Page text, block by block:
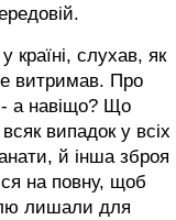
країні, слухав, як
витримав. Про
а навіщо? Що
випадок у всіх
й інша зброя
на повну, щоб
лишали для